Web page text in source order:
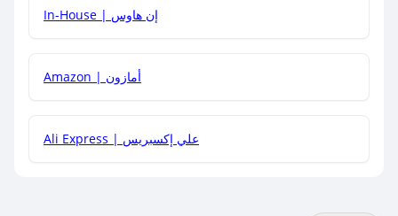
In-House | إن هاوس
Amazon | أمازون
Ali Express | علي إكسبريس